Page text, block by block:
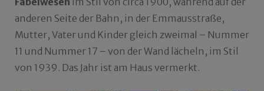
anderen Seite der Bahn, in der Emmausstraße,
Mutter, Vater und Kinder gleich zweimal – Nummer
11 und Nummer 17 – von der Wand lächeln, im Stil
von 1939. Das Jahr ist am Haus vermerkt.